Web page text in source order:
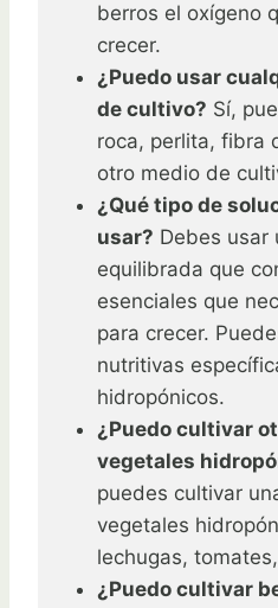
berros el oxígeno
crecer.
¿Puedo usar
de cultivo? Sí,
roca, perlita, fibra
otro medio de
¿Qué tipo de
usar? Debes usar
equilibrada que
esenciales que
para crecer.
nutritivas
hidropónicos.
¿Puedo cultivar
vegetales
puedes cultivar
vegetales
lechugas,
¿Puedo cultivar